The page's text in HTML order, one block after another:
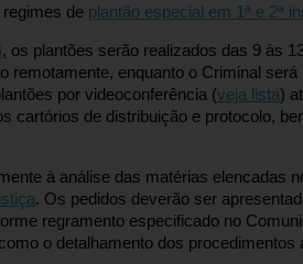
de plantão especial em 1ª e 2ª
, os plantões serão realizados das 9 às
remotamente, enquanto o Criminal
por videoconferência (veja lista)
cartórios de distribuição e protocolo,
à análise das matérias elencadas
. Os pedidos deverão ser
regramento especificado no
o detalhamento dos procedimentos